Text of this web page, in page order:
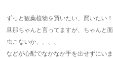
ずっと観葉植物を買いたい、買いたい！
旦那ちゃんと言ってますが、ちゃんと
虫こないか、、、、
などが心配でなかなか手を出せずにいま